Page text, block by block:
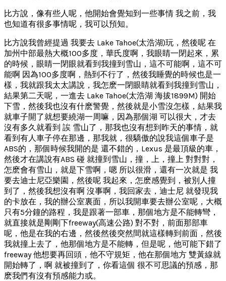
比方說，像有些人呢，他開始會覺知到一些事情 我之前，我
也知道有很多事情呢，我可以預知。
比方說我曾經提過 我要去 Lake Tahoe(太浩湖)玩，然後呢 在
加州中部最熱大概100多度，華氏度啊，我眼睛一閉起來，累
的時候，眼睛一閉眼就看到我撞到雪山，這不可能啊，這不可
能啊 因為100多度啊，熱到不行了，然後我睡覺的時候也是一
樣，我就跟我太太講說，我怎麽一閉眼睛就看到我撞到雪山，
結果第二天呢，一進去 Lake Tahoe(太浩湖 海拔1899M) 開始
下雪，然後我也沒有什麽警覺，然後就是小雪沒怎樣，結果我
就車子開了就想要繞湖一周嘛，因為那個湖 可以很大，才去
沒有多久就看到 誒 雪山了，那我也沒有想到昨天的事情，就
看到有人車子停在那邊，那我就，很驕傲的說我這個車子是
ABS的，那個時候我開的是 還不錯的，Lexus 是最頂級的車，
然後才在講說有ABS 碰 就撞到雪山，撞，上，撞上 對對對，
怎麽會有雪山，就是下雪啊，嗯 所以很滑，還有一次就是 我
要去迪士尼亞樂園，然後呢 我起來，怎麽感覺到，被別人撞
到了，然後我想沒有啊 沒事啊，我回家去，迪士尼 就發現我
的卡放在，我的辦公室裏面，所以我開車要去辦公室呢，大概
只有5分鐘的路程，我是跟著一部車，那個地方是不能轉彎，
就直接就是剛剛下freeway(高速公路) 對不對，前面那部車
呢，他是在我的右邊，然後然後突然間就這樣轉到前面，然後
我就撞上去了，他那個地方是不能轉，但是呢，他可能下錯了
freeway 他想要再回頭，他不守規矩，他在那個地方 雙黃線就
開始轉了，啊 就被撞到了，你看這個 很不可思議的預感，那
麽我們有沒有預感能力或。